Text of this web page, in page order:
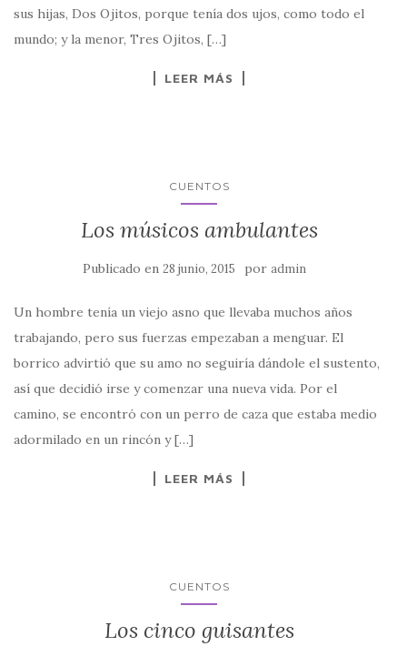
sus hijas, Dos Ojitos, porque tenía dos ujos, como todo el
mundo; y la menor, Tres Ojitos, […]
LEER MÁS
CUENTOS
Los músicos ambulantes
Publicado en 28 junio, 2015 por admin
Un hombre tenía un viejo asno que llevaba muchos años
trabajando, pero sus fuerzas empezaban a menguar. El
borrico advirtió que su amo no seguiría dándole el sustento,
así que decidió irse y comenzar una nueva vida. Por el
camino, se encontró con un perro de caza que estaba medio
adormilado en un rincón y […]
LEER MÁS
CUENTOS
Los cinco guisantes